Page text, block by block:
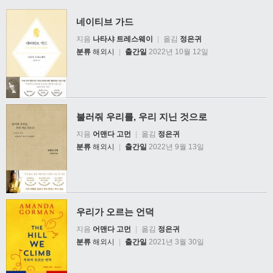
네이티브 가드
지음 나타샤 트레스웨이 옮김 정은귀
분류 해외시 출간일 2022년 10월 12일
불러줘 우리를, 우리 지닌 것으로
지음 어맨다 고먼 옮김 정은귀
분류 해외시 출간일 2022년 9월 13일
우리가 오르는 언덕
지음 어맨다 고먼 옮김 정은귀
분류 해외시 | 출간일 2021년 3월 30일